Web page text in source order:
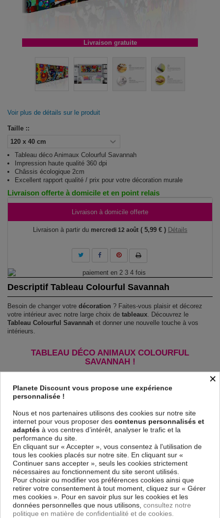
Livraison gratuite
Voir plus de détails sur le produit
Taille ::
Tableau déco Animaux Colourful Savannah
Impression haute qualité 360 dpi
Châssis écologique 2cm
Excellent rapport qualité / prix pour votre décoration murale
Livraison offerte à domicile et en point relais
Livraison à domicile offerte
Livraison à partir du mercredi 12 août ( 5,99 € ) Détails
Descriptif Tableau Colourful Savannah
Besoin de changer votre décoration ? Faites-vous plaisir et décorez
votre intérieur avec notre large choix de tableaux. Découvrez le
Tableau Colourful Savannah et donner une nouvelle touche à vos
intérieurs.
TABLEAU DÉCO ANIMAUX COLOURFUL
SAVANNAH !
spécial et de haute qualité qui reflète parfaitement les couleurs avec
des détails parfaitement reproduits. Grâce à une impression sur tous les
cotés et une toile tendue sur un châssis fait de matériaux respectueux
de l'environnement, vous pourrez suspendre le tableau immédiatement
sans avoir à l'encadrer.
Le Tableau Animaux Colourful Savannahest résistant aux rayons
UV, inodore et 100 % sûr, parfait même pour la chambre à coucher et la
chambre des enfants.
Notre large choix de tableaux tendances et modernes constituent un
moyen simple et pas cher de donner une nouvelle touche à vos
intérieurs, il y en a pour tous les goût.
Descriptif technique
×
Planete Discount vous propose une expérience
personnalisée !
Nous et nos partenaires utilisons des cookies sur notre site
internet pour vous proposer des contenus personnalisés et
adaptés à vos centres d’intérêt, analyser le trafic et la
performance du site.
En cliquant sur « Accepter », vous consentez à l'utilisation de
tous les cookies placés sur notre site. En cliquant sur «
Continuer sans accepter », seuls les cookies strictement
nécessaires au fonctionnement du site seront utilisés.
Pour choisir ou modifier vos préférences cookies ainsi que
retirer votre consentement à tout moment, cliquez sur « Gérer
mes cookies ». Pour en savoir plus sur les cookies et les
données personnelles que nous utilisons, consultez notre
politique en matière de confidentialité et de cookies.